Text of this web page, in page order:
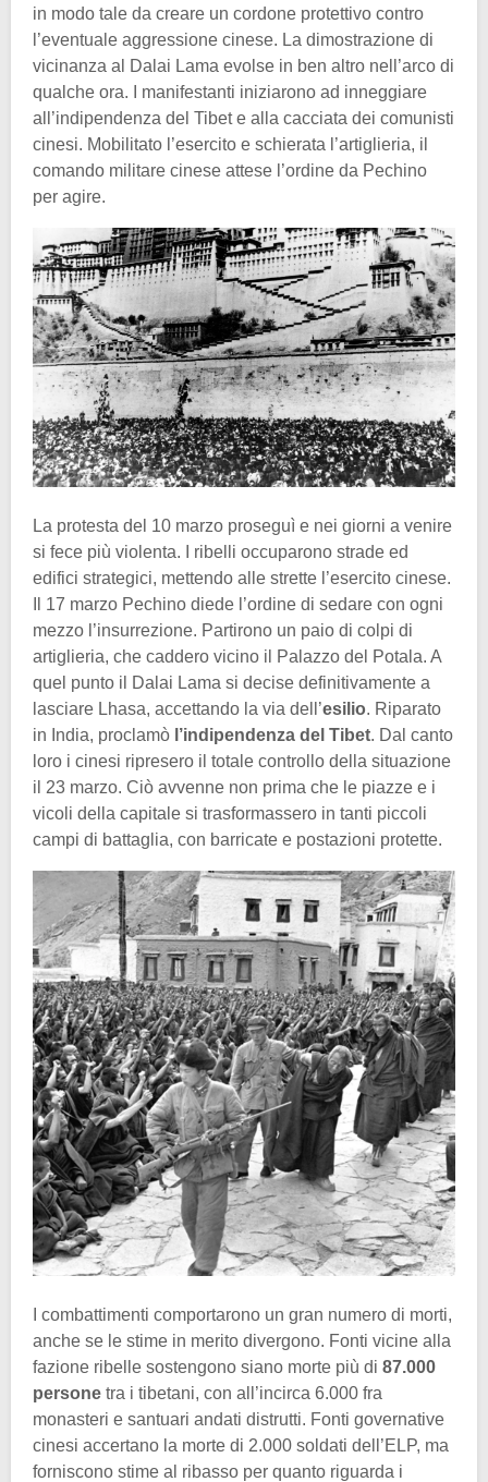
in modo tale da creare un cordone protettivo contro
l’eventuale aggressione cinese. La dimostrazione di
vicinanza al Dalai Lama evolse in ben altro nell’arco di
qualche ora. I manifestanti iniziarono ad inneggiare
all’indipendenza del Tibet e alla cacciata dei comunisti
cinesi. Mobilitato l’esercito e schierata l’artiglieria, il
comando militare cinese attese l’ordine da Pechino
per agire.
La protesta del 10 marzo proseguì e nei giorni a venire
si fece più violenta. I ribelli occuparono strade ed
edifici strategici, mettendo alle strette l’esercito cinese.
Il 17 marzo Pechino diede l’ordine di sedare con ogni
mezzo l’insurrezione. Partirono un paio di colpi di
artiglieria, che caddero vicino il Palazzo del Potala. A
quel punto il Dalai Lama si decise definitivamente a
lasciare Lhasa, accettando la via dell’esilio. Riparato
in India, proclamò l’indipendenza del Tibet. Dal canto
loro i cinesi ripresero il totale controllo della situazione
il 23 marzo. Ciò avvenne non prima che le piazze e i
vicoli della capitale si trasformassero in tanti piccoli
campi di battaglia, con barricate e postazioni protette.
I combattimenti comportarono un gran numero di morti,
anche se le stime in merito divergono. Fonti vicine alla
fazione ribelle sostengono siano morte più di 87.000
persone tra i tibetani, con all’incirca 6.000 fra
monasteri e santuari andati distrutti. Fonti governative
cinesi accertano la morte di 2.000 soldati dell’ELP, ma
forniscono stime al ribasso per quanto riguarda i